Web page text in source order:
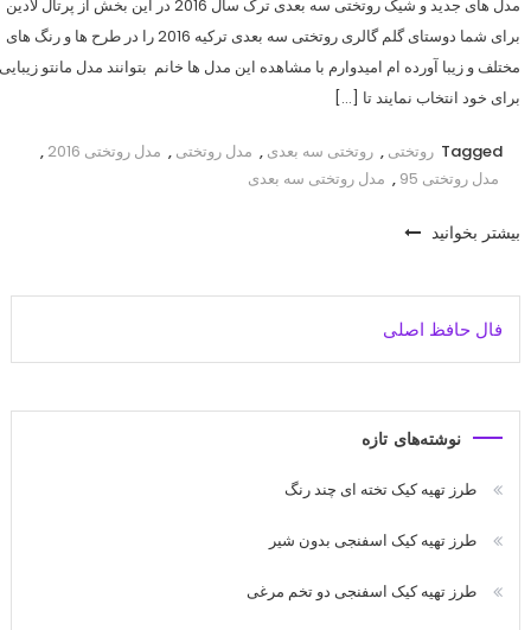
مدل های جدید و شیک روتختی سه بعدی ترک سال 2016 در این بخش از پرتال لادین
برای شما دوستای گلم گالری روتختی سه بعدی ترکیه 2016 را در طرح ها و رنگ های
مختلف و زیبا آورده ام امیدوارم با مشاهده این مدل ها خانم بتوانند مدل مانتو
برای خود انتخاب نمایند تا […]
Tagged روتختی , روتختی سه بعدی , مدل روتختی , مدل روتختی 2016
,
مدل روتختی 95
, مدل روتختی سه بعدی
بیشتر بخوانید
فال حافظ اصلی
نوشته‌های تازه
طرز تهیه کیک تخته ای چند رنگ
طرز تهیه کیک اسفنجی بدون شیر
طرز تهیه کیک اسفنجی دو تخم مرغی